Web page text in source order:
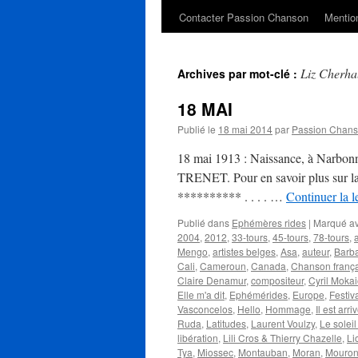
Contacter Passion Chanson
Archives par mot-clé : Liz
18 MAI
Publié le 18 mai 2014par Passion
18 mai 1913 : Naissance, à
TRENET. Pour en savoir plus sur
********** . . . . … Continuer la
Publié dans Ephémères rides | Marqué
2004, 2012, 33-tours, 45-tours, 78-tours,
Mengo, artistes belges, Asa, auteur,
Cali, Cameroun, Canada, Chanson
Claire Denamur, compositeur, Cyril
Elle m'a dit, Ephémérides, Europe,
Vasconcelos, Hello, Hommage, Il est
Ruda, Latitudes, Laurent Voulzy, Le
libération, Lili Cros & Thierry Chazelle,
Tya, Miossec, Montauban, Moran, Mouron